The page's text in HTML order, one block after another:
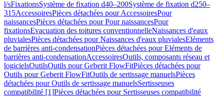
l/sFixationsSystème de fixation d40–200Système de fixation d250–
315AccessoiresPièces détachées pour AccessoiresPour
naissancesPièces détachées pour Pour naissancesPour
fixationsEvacuation des toitures conventionnelleNaissances d'eaux
pluvialesPièces détachées pour Naissances d'eaux pluvialesEléments
de barrières anti-condensationPièces détachées pour Eléments de
barrières anti-condensationAccessoiresOutils, composants réseau et
logicielsOutilsOutils pour Geberit FlowFitPièces détachées pour
Outils pour Geberit FlowFitOutils de sertissage manuelsPièces
détachées pour Outils de sertissage manuelsSertisseuses
compatibilité [1]Pièces détachées pour Sertisseuses compatibilité